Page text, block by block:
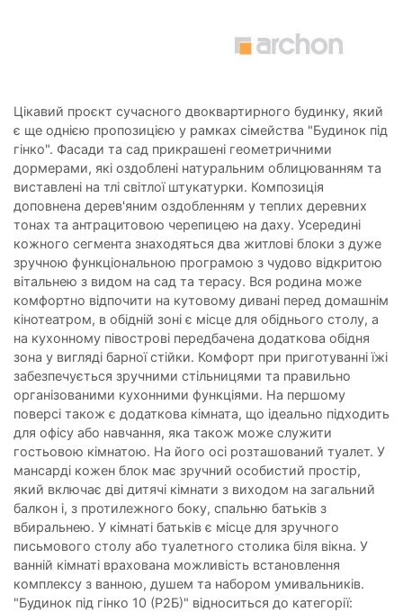
Цікавий проєкт сучасного двоквартирного будинку, який
є ще однією пропозицією у рамках сімейства "Будинок під
гінко". Фасади та сад прикрашені геометричними
дормерами, які оздоблені натуральним облицюванням та
виставлені на тлі світлої штукатурки. Композиція
доповнена дерев'яним оздобленням у теплих деревних
тонах та антрацитовою черепицею на даху. Усередині
кожного сегмента знаходяться два житлові блоки з дуже
зручною функціональною програмою з чудово відкритою
вітальнею з видом на сад та терасу. Вся родина може
комфортно відпочити на кутовому дивані перед домашнім
кінотеатром, в обідній зоні є місце для обіднього столу, а
на кухонному півострові передбачена додаткова обідня
зона у вигляді барної стійки. Комфорт при приготуванні їжі
забезпечується зручними стільницями та правильно
організованими кухонними функціями. На першому
поверсі також є додаткова кімната, що ідеально підходить
для офісу або навчання, яка також може служити
гостьовою кімнатою. На його осі розташований туалет. У
мансарді кожен блок має зручний особистий простір,
який включає дві дитячі кімнати з виходом на загальний
балкон і, з протилежного боку, спальню батьків з
вбиральнею. У кімнаті батьків є місце для зручного
письмового столу або туалетного столика біля вікна. У
ванній кімнаті врахована можливість встановлення
комплексу з ванною, душем та набором умивальників.
"Будинок під гінко 10 (Р2Б)" відноситься до категорії: